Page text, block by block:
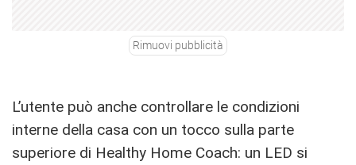
Rimuovi pubblicità
L’utente può anche controllare le condizioni
interne della casa con un tocco sulla parte
superiore di Healthy Home Coach: un LED si